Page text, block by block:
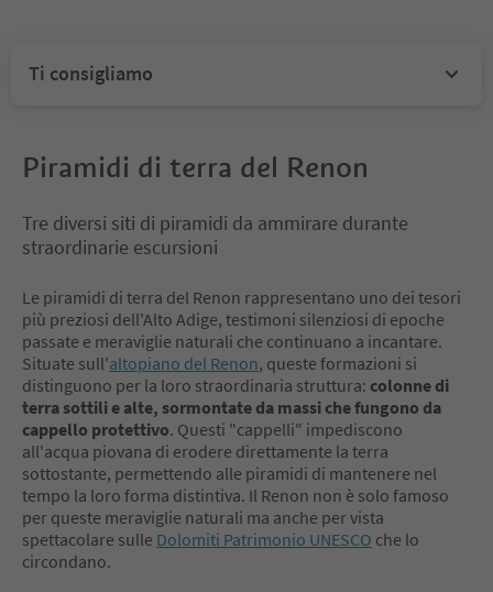
Ti consigliamo
Piramidi di terra del Renon
Tre diversi siti di piramidi da ammirare durante
straordinarie escursioni
Le piramidi di terra del Renon rappresentano uno dei tesori
più preziosi dell'Alto Adige, testimoni silenziosi di epoche
passate e meraviglie naturali che continuano a incantare.
Situate sull'altopiano del Renon, queste formazioni si
distinguono per la loro straordinaria struttura: colonne di
terra sottili e alte, sormontate da massi che fungono da
cappello protettivo. Questi "cappelli" impediscono
all'acqua piovana di erodere direttamente la terra
sottostante, permettendo alle piramidi di mantenere nel
tempo la loro forma distintiva. Il Renon non è solo famoso
per queste meraviglie naturali ma anche per vista
spettacolare sulle Dolomiti Patrimonio UNESCO che lo
circondano.